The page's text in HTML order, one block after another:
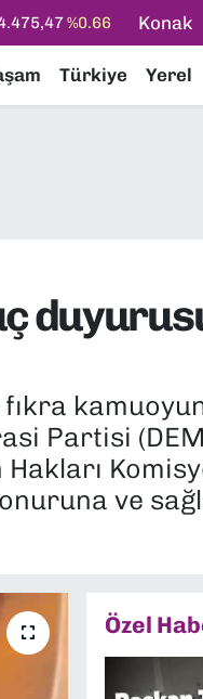
47,5971%0.05
64,2534%0.22
Konak
Türkiye Yerel
Partisi
ve
Özel